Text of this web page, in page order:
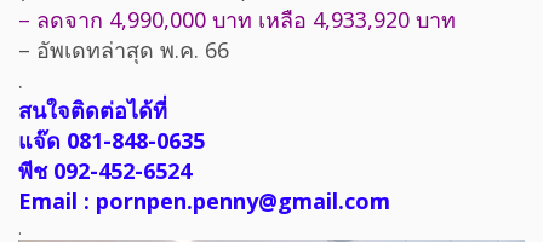
– ลดจาก 4,990,000 บาท เหลือ 4,933,920 บาท
– อัพเดทล่าสุด พ.ค. 66
.
สนใจติดต่อได้ที่
แจ๊ด 081-848-0635
พีช 092-452-6524
Email : pornpen.penny@gmail.com
.